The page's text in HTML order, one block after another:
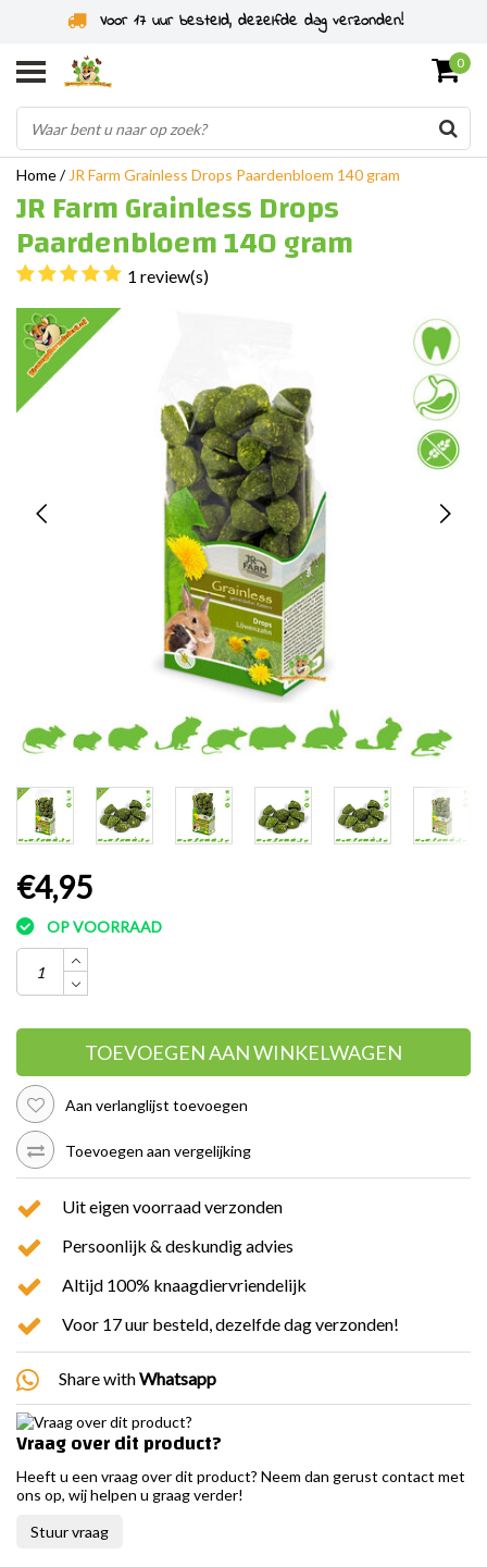
Specialist in knaagdieren sinds 2011
0
Home/ JR Farm Grainless Drops Paardenbloem 140 gram
JR Farm Grainless Drops
Paardenbloem 140 gram
1 review(s)
€4,95
OP VOORRAAD
TOEVOEGEN AAN WINKELWAGEN
Aan verlanglijst toevoegen
Toevoegen aan vergelijking
Uit eigen voorraad verzonden
Persoonlijk & deskundig advies
Altijd 100% knaagdiervriendelijk
Voor 17 uur besteld, dezelfde dag verzonden!
Share withWhatsapp
Vraag over dit product?
Heeft u een vraag over dit product? Neem dan gerust contact met
ons op, wij helpen u graag verder!
Stuur vraag